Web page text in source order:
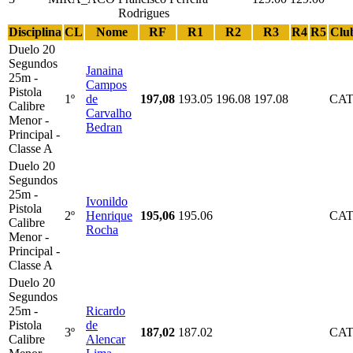
Rodrigues
Disciplina CL Nome RF R1 R2 R3 R4 R5
Duelo 20
Segundos
25m -
Pistola
Calibre
Menor -
Principal -
Classe A
1º
Janaina
Campos
de
Carvalho
Bedran
197,08 193.05 196.08 197.08
Duelo 20
Segundos
25m -
Pistola
Calibre
Menor -
Principal -
Classe A
2º
Ivonildo
Henrique
Rocha
195,06 195.06
Duelo 20
Segundos
25m -
Pistola
Calibre
3º
Ricardo
de
Alencar
187,02 187.02